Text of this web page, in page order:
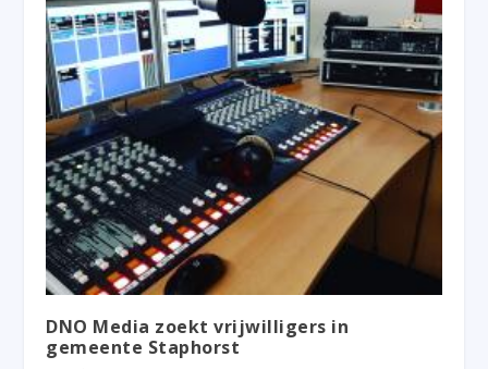
DNO Media zoekt vrijwilligers in
gemeente Staphorst